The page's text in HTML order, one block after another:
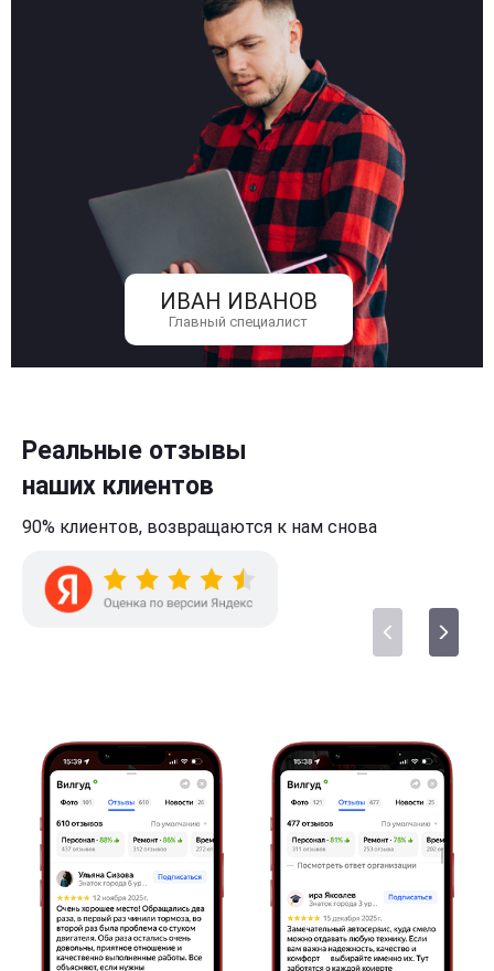
ИВАН ИВАНОВ
Главный специалист
Реальные отзывы
наших клиентов
90% клиентов, возвращаются к нам снова